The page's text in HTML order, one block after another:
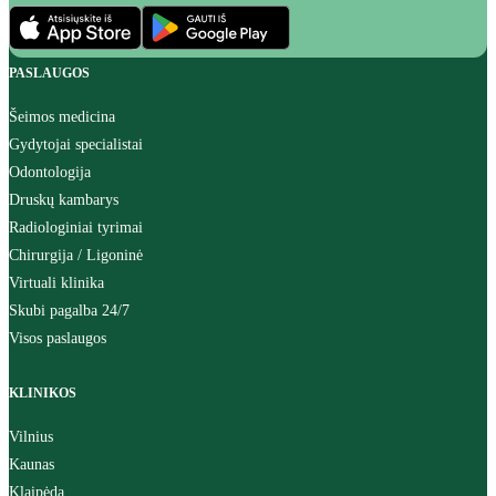
PASLAUGOS
Šeimos medicina
Gydytojai specialistai
Odontologija
Druskų kambarys
Radiologiniai tyrimai
Chirurgija / Ligoninė
Virtuali klinika
Skubi pagalba 24/7
Visos paslaugos
KLINIKOS
Vilnius
Kaunas
Klaipėda